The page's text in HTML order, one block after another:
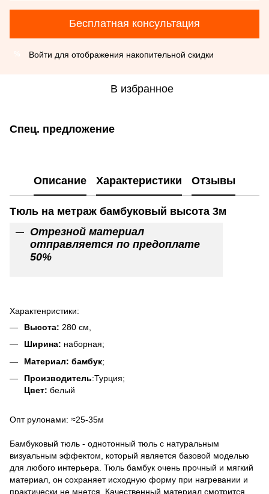
Бесплатная консультация
Войти для отображения накопительной скидки
В избранное
Спец. предложение
Описание Характеристики Отзывы
Тюль на метраж бамбуковый высота 3м
Отрезной материал
отправляется по предоплате
50%
Характенристики:
Высота: 280 см,
Ширина: наборная;
Материал: бамбук;
Производитель:Турция;
Цвет: белый
Опт рулонами: ≈25-35м
Бамбуковый тюль - однотонный тюль с натуральным
визуальным эффектом, который является базовой моделью
для любого интерьера. Тюль бамбук очень прочный и мягкий
материал, он сохраняет исходную форму при нагревании и
практически не мнется. Качественный материал смотрится